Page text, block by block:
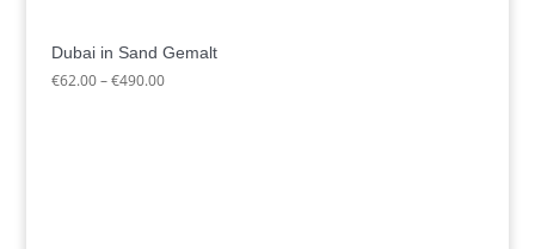
Dubai in Sand Gemalt
€62.00 –€490.00Preisspanne: